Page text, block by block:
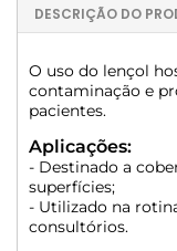
DESCRIÇÃO DO
O uso do lençol
contaminação e
pacientes.
Aplicações:
- Destinado a
superfícies;
- Utilizado na
consultórios.